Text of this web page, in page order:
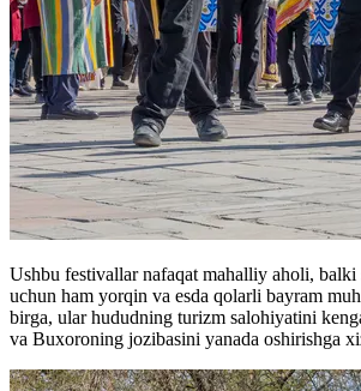
Ushbu festivallar nafaqat mahalliy aholi, balki
uchun ham yorqin va esda qolarli bayram
birga, ular hududning turizm salohiyatini
va Buxoroning jozibasini yanada oshirishga